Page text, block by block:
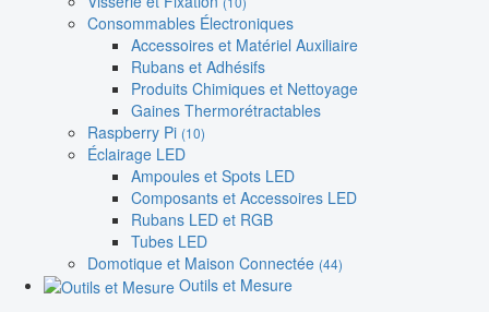
Consommables Électroniques
Accessoires et Matériel Auxiliaire
Rubans et Adhésifs
Produits Chimiques et Nettoyage
Gaines Thermorétractables
Raspberry Pi (10)
Éclairage LED
Ampoules et Spots LED
Composants et Accessoires LED
Rubans LED et RGB
Tubes LED
Domotique et Maison Connectée (44)
Outils et Mesure